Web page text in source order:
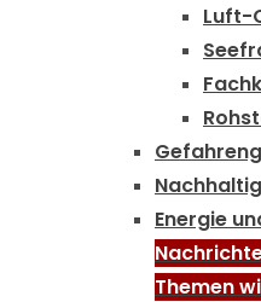
Luft-
Energie
Themen